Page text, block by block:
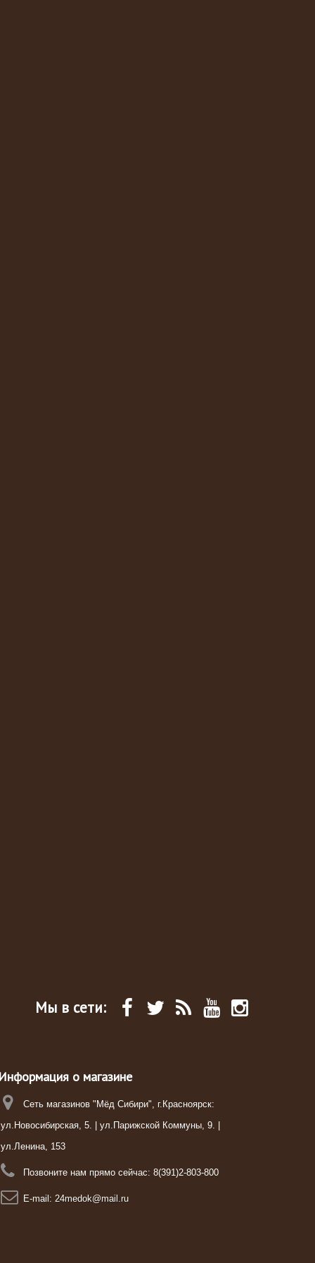
Мы в сети:
Информация о магазине
Сеть магазинов "Мёд Сибири", г.Красноярск:
ул.Новосибирская, 5. | ул.Парижской Коммуны, 9. |
ул.Ленина, 153
Позвоните нам прямо сейчас: 8(391)2-803-800
E-mail: 24medok@mail.ru